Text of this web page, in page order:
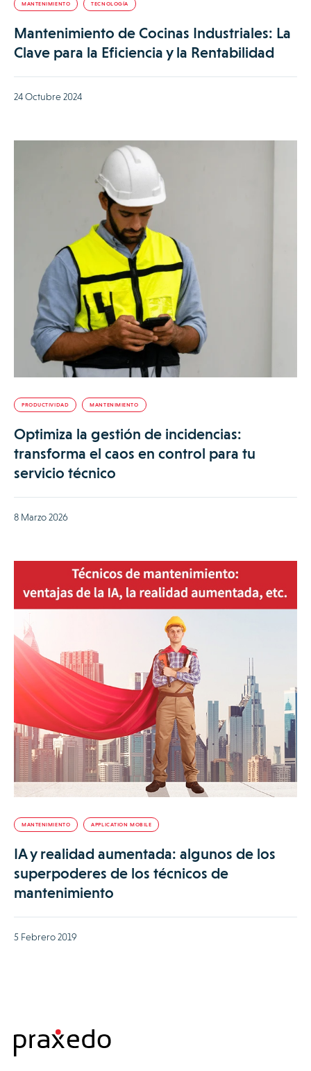
MANTENIMIENTO TECNOLOGÍA
Mantenimiento de Cocinas Industriales: La
Clave para la Eficiencia y la Rentabilidad
24 Octubre 2024
PRODUCTIVIDAD MANTENIMIENTO
Optimiza la gestión de incidencias:
transforma el caos en control para tu
servicio técnico
8 Marzo 2026
MANTENIMIENTO APPLICATION MOBILE
IA y realidad aumentada: algunos de los
superpoderes de los técnicos de
mantenimiento
5 Febrero 2019